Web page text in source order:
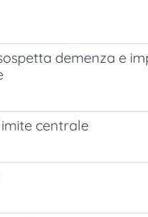
demenza e
centrale